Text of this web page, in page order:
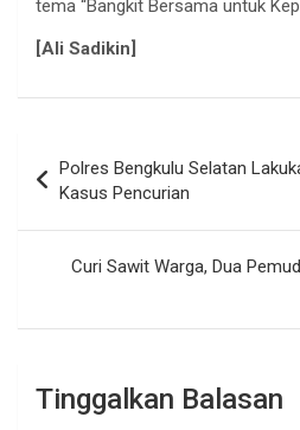
tema “Bangkit Bersama untuk
[Ali Sadikin]
pos
Polres Bengkulu Selatan
Kasus Pencurian
Curi Sawit Warga, Dua
Tinggalkan Balasan